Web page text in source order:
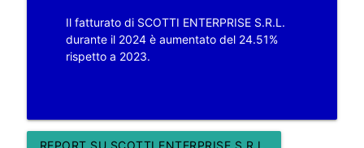
Il fatturato di SCOTTI ENTERPRISE S.R.L.
durante il 2024 è aumentato del 24.51%
rispetto a 2023.
REPORT SU SCOTTI ENTERPRISE S.R.L.